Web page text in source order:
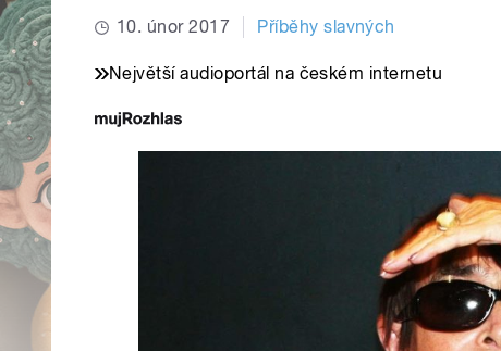
10. únor 2017 Příběhy slavných
Největší audioportál na českém internetu